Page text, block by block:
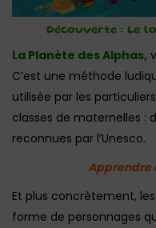
Découverte : Le
La Planète des Alphas,
C’est une méthode
utilisée par les
classes de maternelles :
reconnues par l’Unesco.
Apprendre
Et plus concrètement,
forme de personnages